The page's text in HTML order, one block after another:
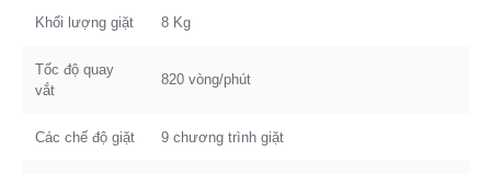
Khối lượng giặt 8 Kg
Tốc độ quay
vắt
820 vòng/phút
Các chế độ giặt 9 chương trình giặt